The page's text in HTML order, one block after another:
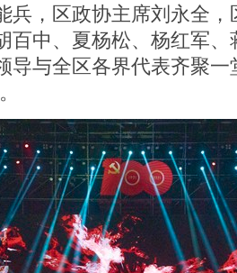
兵，区政协主席刘永全
百中、夏杨松、杨红军
导与全区各界代表齐聚一
。